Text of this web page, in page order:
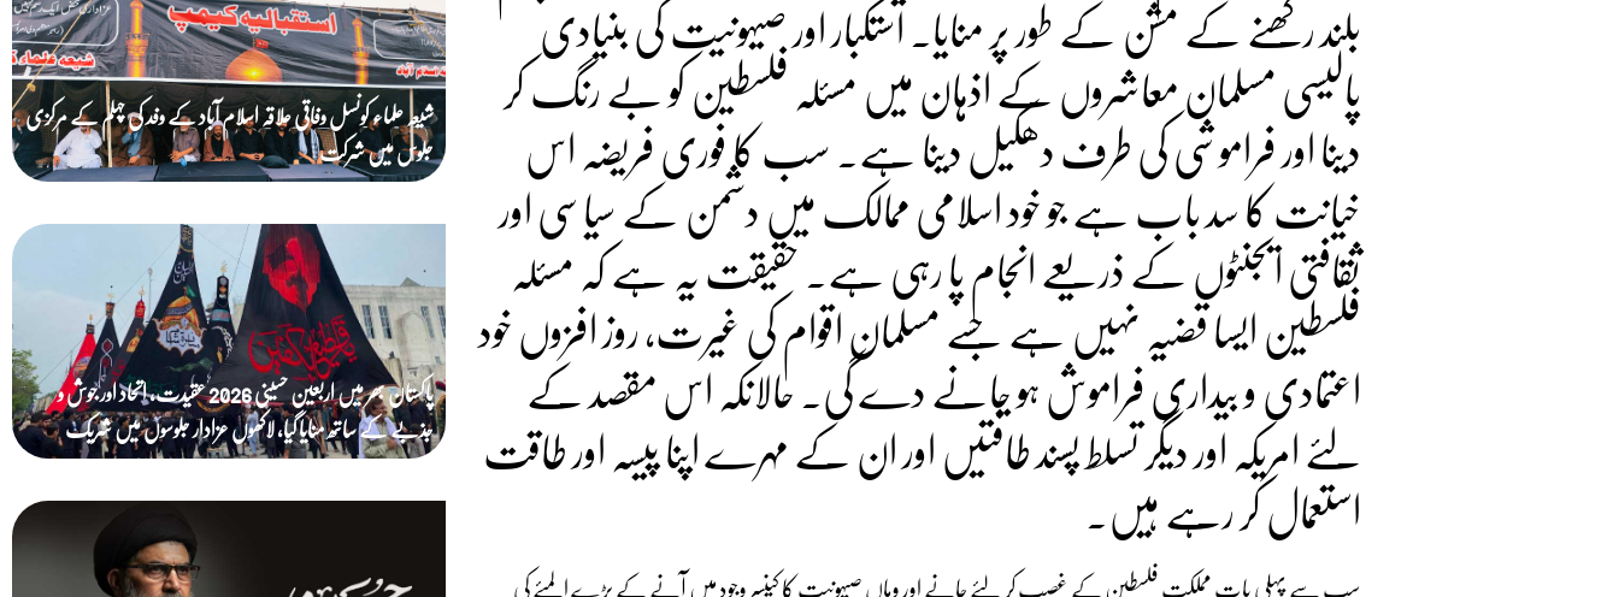
شیعہ علماء کونسل وفاقی علاقہ اسلام آباد کے وفد کی چہلم کے مرکزی
جلوس میں شرکت
پاکستان بھر میں اربعین حسینی 2026 عقیدت، اتحاد اور جوش و
جذبے کے ساتھ منایا گیا، لاکھوں عزادار جلوسوں میں شریک
بلند رکھنے کے مشن کے طور پر منایا۔ استکبار اور صیہونیت کی بنیادی
پالیسی مسلمان معاشروں کے اذہان میں مسئلہ فلسطین کو بے رنگ کر
دینا اور فراموشی کی طرف دھکیل دینا ہے۔ سب کا فوری فریضہ اس
خیانت کا سد باب ہے جو خود اسلامی ممالک میں دشمن کے سیاسی اور
ثقافتی ایجنٹوں کے ذریعے انجام پا رہی ہے۔ حقیقت یہ ہے کہ مسئلہ
فلسطین ایسا قضیہ نہیں ہے جسے مسلمان اقوام کی غیرت، روز افزوں خود
اعتمادی و بیداری فراموش ہو جانے دے گی۔ حالانکہ اس مقصد کے
لئے امریکہ اور دیگر تسلط پسند طاقتیں اور ان کے مہرے اپنا پیسہ اور طاقت
استعمال کر رہے ہیں۔